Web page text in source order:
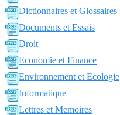
Dictionnaires et Glossaires
Documents et Essais
Droit
Economie et Finance
Environnement et Ecologie
Informatique
Lettres et Memoires